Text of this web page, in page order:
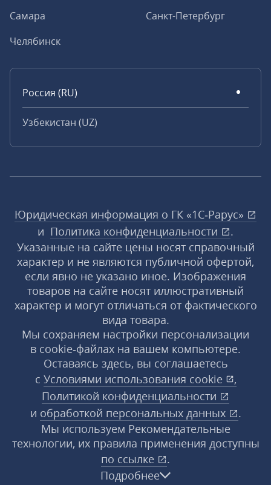
Самара
Санкт-Петербург
Челябинск
Россия (RU)
Узбекистан (UZ)
Юридическая информация о ГК «1С‑Рарус»
и Политика конфиденциальности
.
Указанные на сайте цены носят справочный
характер и не являются публичной офертой,
если явно не указано иное. Изображения
товаров на сайте носят иллюстративный
характер и могут отличаться от фактического
вида товара.
Мы сохраняем настройки персонализации
в cookie‑файлах на вашем компьютере.
Оставаясь здесь, вы соглашаетесь
с Условиями использования cookie
,
Политикой конфиденциальности
и обработкой персональных данных
.
Мы используем Рекомендательные
технологии, их правила применения доступны
по ссылке
.
Подробнее